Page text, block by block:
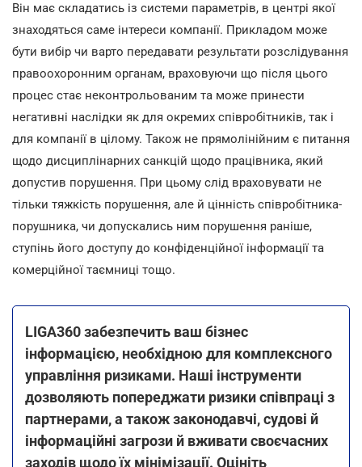
Він має складатись із системи параметрів, в центрі якої
знаходяться саме інтереси компанії. Прикладом може
бути вибір чи варто передавати результати розслідування
правоохоронним органам, враховуючи що після цього
процес стає неконтрольованим та може принести
негативні наслідки як для окремих співробітників, так і
для компанії в цілому. Також не прямолінійним є питання
щодо дисциплінарних санкцій щодо працівника, який
допустив порушення. При цьому слід враховувати не
тільки тяжкість порушення, але й цінність співробітника-
порушника, чи допускались ним порушення раніше,
ступінь його доступу до конфіденційної інформації та
комерційної таємниці тощо.
LIGA360 забезпечить ваш бізнес
інформацією, необхідною для комплексного
управління ризиками. Наші інструменти
дозволяють попереджати ризики співпраці з
партнерами, а також законодавчі, судові й
інформаційні загрози й вживати своєчасних
заходів щодо їх мінімізації. Оцініть